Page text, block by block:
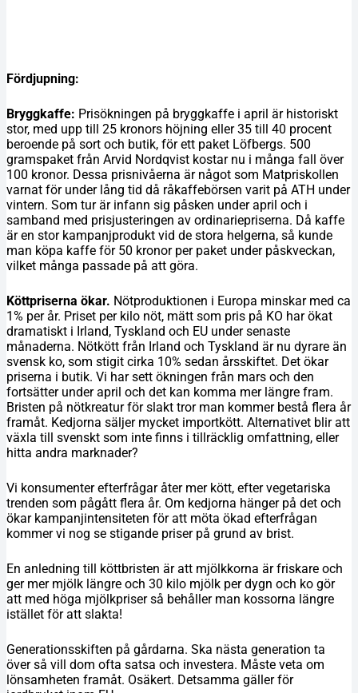
Fördjupning:
Bryggkaffe: Prisökningen på bryggkaffe i april är historiskt
stor, med upp till 25 kronors höjning eller 35 till 40 procent
beroende på sort och butik, för ett paket Löfbergs. 500
gramspaket från Arvid Nordqvist kostar nu i många fall över
100 kronor. Dessa prisnivåerna är något som Matpriskollen
varnat för under lång tid då råkaffebörsen varit på ATH under
vintern. Som tur är infann sig påsken under april och i
samband med prisjusteringen av ordinariepriserna. Då kaffe
är en stor kampanjprodukt vid de stora helgerna, så kunde
man köpa kaffe för 50 kronor per paket under påskveckan,
vilket många passade på att göra.
Köttpriserna ökar. Nötproduktionen i Europa minskar med ca
1% per år. Priset per kilo nöt, mätt som pris på KO har ökat
dramatiskt i Irland, Tyskland och EU under senaste
månaderna. Nötkött från Irland och Tyskland är nu dyrare än
svensk ko, som stigit cirka 10% sedan årsskiftet. Det ökar
priserna i butik. Vi har sett ökningen från mars och den
fortsätter under april och det kan komma mer längre fram.
Bristen på nötkreatur för slakt tror man kommer bestå flera år
framåt. Kedjorna säljer mycket importkött. Alternativet blir att
växla till svenskt som inte finns i tillräcklig omfattning, eller
hitta andra marknader?
Vi konsumenter efterfrågar åter mer kött, efter vegetariska
trenden som pågått flera år. Om kedjorna hänger på det och
ökar kampanjintensiteten för att möta ökad efterfrågan
kommer vi nog se stigande priser på grund av brist.
En anledning till köttbristen är att mjölkkorna är friskare och
ger mer mjölk längre och 30 kilo mjölk per dygn och ko gör
att med höga mjölkpriser så behåller man kossorna längre
istället för att slakta!
Generationsskiften på gårdarna. Ska nästa generation ta
över så vill dom ofta satsa och investera. Måste veta om
lönsamheten framåt. Osäkert. Detsamma gäller för